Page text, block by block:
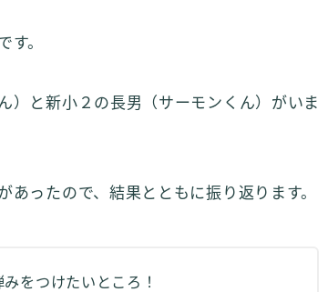
す。
）と新小２の長男（サーモンくん）がいま
あったので、結果とともに振り返ります。
みをつけたいところ！